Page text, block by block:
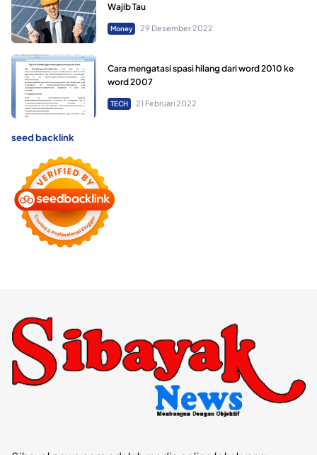
Wajib Tau
Money 29 Desember 2022
Cara mengatasi spasi hilang dari word 2010 ke
word 2007
TECH 21 Februari 2022
seed backlink